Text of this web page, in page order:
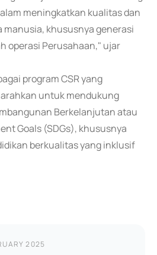
meningkatkan kualitas dan
manusia, khususnya generasi
operasi Perusahaan," ujar
program CSR yang
untuk mendukung
Berkelanjutan atau
Goals (SDGs), khususnya
berkualitas yang inklusif
2025